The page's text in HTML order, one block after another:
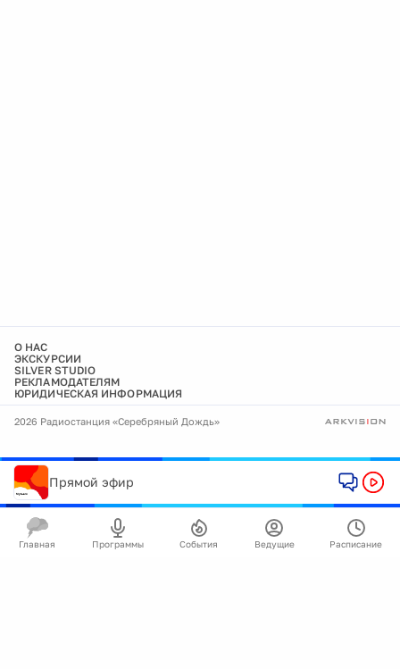
О НАС
ЭКСКУРСИИ
SILVER STUDIO
РЕКЛАМОДАТЕЛЯМ
ЮРИДИЧЕСКАЯ ИНФОРМАЦИЯ
2026 Радиостанция «Серебряный Дождь»
Прямой эфир
Главная Программы События Ведущие Расписание